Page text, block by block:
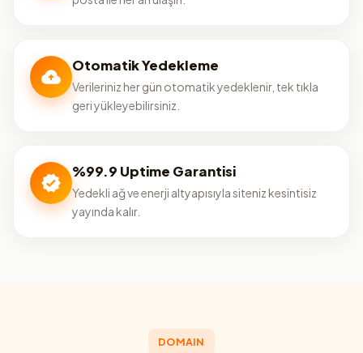
Otomatik Yedekleme
Verileriniz her gün otomatik yedeklenir, tek tıkla
geri yükleyebilirsiniz.
%99.9 Uptime Garantisi
Yedekli ağ ve enerji altyapısıyla siteniz kesintisiz
yayında kalır.
DOMAIN